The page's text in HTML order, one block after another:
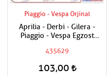
Piaggio - Vespa Orjinal
Aprilia - Derbi - Gilera -
Piaggio - Vespa Egzost
Fiyatıdır
435629
103,00